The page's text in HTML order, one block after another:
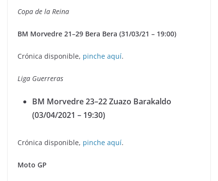
Copa de la Reina
BM Morvedre 21–29 Bera Bera (31/03/21 – 19:00)
Crónica disponible, pinche aquí.
Liga Guerreras
BM Morvedre 23–22 Zuazo Barakaldo
(03/04/2021 – 19:30)
Crónica disponible, pinche aquí.
Moto GP